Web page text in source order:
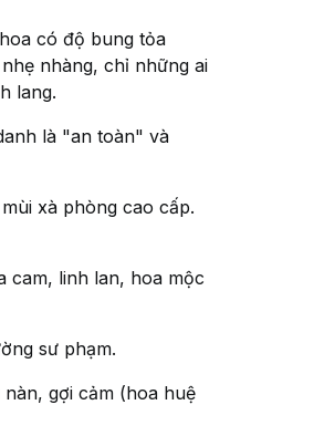
có độ bung tỏa
nhàng, chỉ những ai
lang.
là "an toàn" và
xà phòng cao cấp.
cam, linh lan, hoa mộc
sư phạm.
gợi cảm (hoa huệ